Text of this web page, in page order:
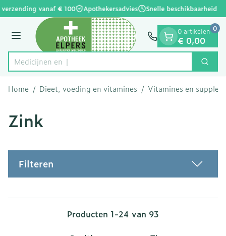
Ga naar de inhoud
1 van 1vanaf € 100 Apothekersadvies Snelle beschikbaarheid
Menu
Product, merk, categorie... Zoek
0 artikelen
€ 0,00
0
Home / Dieet, voeding en vitamines / Vitamines en
Zink
Filteren
Producten 1-24 van 93